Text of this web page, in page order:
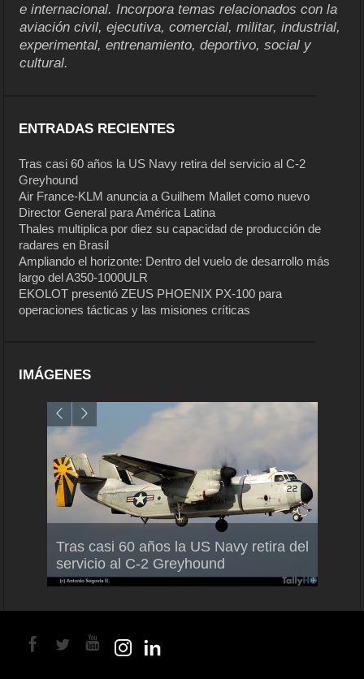
e internacional. Incorpora temas relacionados con la
aviación civil, ejecutiva, comercial, militar, industrial,
experimental, entrenamiento, deportivo, social y
cultural.
ENTRADAS RECIENTES
Tras casi 60 años la US Navy retira del servicio al C-2
Greyhound
Air France-KLM anuncia a Guilhem Mallet como nuevo
Director General para América Latina
Thales multiplica por diez su capacidad de producción de
radares en Brasil
Ampliando el horizonte: Dentro del vuelo de desarrollo más
largo del A350-1000ULR
EKOLOT presentó ZEUS PHOENIX PX-100 para
operaciones tácticas y las misiones críticas
IMÁGENES
Tras casi 60 años la US Navy retira del
servicio al C-2 Greyhound
Air France-KLM anuncia a Guilhem
Mallet como nuevo Director General
para América Latina